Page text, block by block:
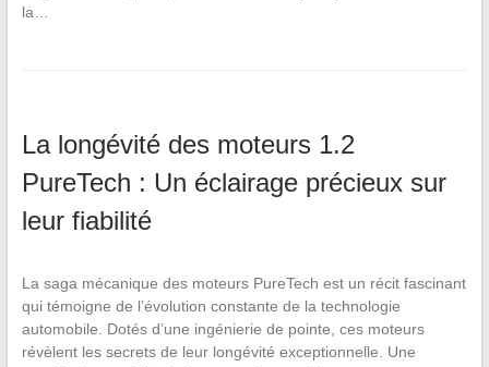
la…
La longévité des moteurs 1.2
PureTech : Un éclairage précieux sur
leur fiabilité
La saga mécanique des moteurs PureTech est un récit fascinant
qui témoigne de l’évolution constante de la technologie
automobile. Dotés d’une ingénierie de pointe, ces moteurs
révèlent les secrets de leur longévité exceptionnelle. Une